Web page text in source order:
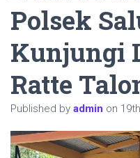
Polsek
Kunjungi
Ratte
Published by admin on